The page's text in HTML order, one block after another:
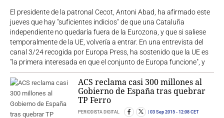
El presidente de la patronal Cecot, Antoni Abad, ha afirmado este
jueves que hay "suficientes indicios" de que una Cataluña
independiente no quedaría fuera de la Eurozona, y que si saliese
temporalmente de la UE, volvería a entrar. En una entrevista del
canal 3/24 recogida por Europa Press, ha sostenido que la UE es
"la primera interesada en que el conjunto de Europa funcione", y
ACS reclama casi 300 millones al
Gobierno de España tras quebrar
TP Ferro
PERIODISTA DIGITAL 03 Sep 2015 - 12:08 CET